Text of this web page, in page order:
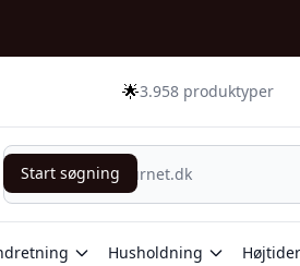
🌟3.958 produktyper
Start søgning
Start søgning
Husholdning Højtider